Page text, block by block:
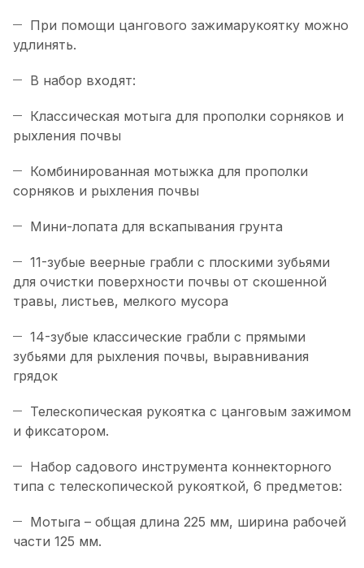
При помощи цангового зажимарукоятку можно
удлинять.
В набор входят:
Классическая мотыга для прополки сорняков и
рыхления почвы
Комбинированная мотыжка для прополки
сорняков и рыхления почвы
Мини-лопата для вскапывания грунта
11-зубые веерные грабли с плоскими зубьями
для очистки поверхности почвы от скошенной
травы, листьев, мелкого мусора
14-зубые классические грабли с прямыми
зубьями для рыхления почвы, выравнивания
грядок
Телескопическая рукоятка с цанговым зажимом
и фиксатором.
Набор садового инструмента коннекторного
типа с телескопической рукояткой, 6 предметов:
Мотыга – общая длина 225 мм, ширина рабочей
части 125 мм.